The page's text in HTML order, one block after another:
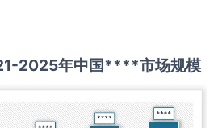
2025年中国****市场规模